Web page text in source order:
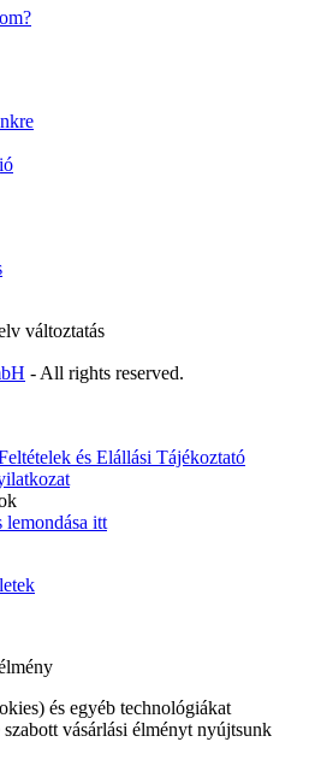
változtatás
- All rights reserved.
és Elállási Tájékoztató
lemondása itt
és egyéb technológiákat
vásárlási élményt nyújtsunk